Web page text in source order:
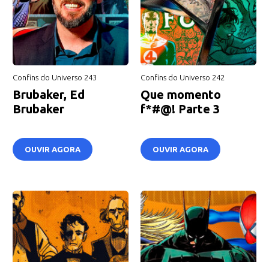
Confins do Universo 243
Brubaker, Ed
Brubaker
OUVIR AGORA
Confins do Universo 242
Que momento
f*#@! Parte 3
OUVIR AGORA